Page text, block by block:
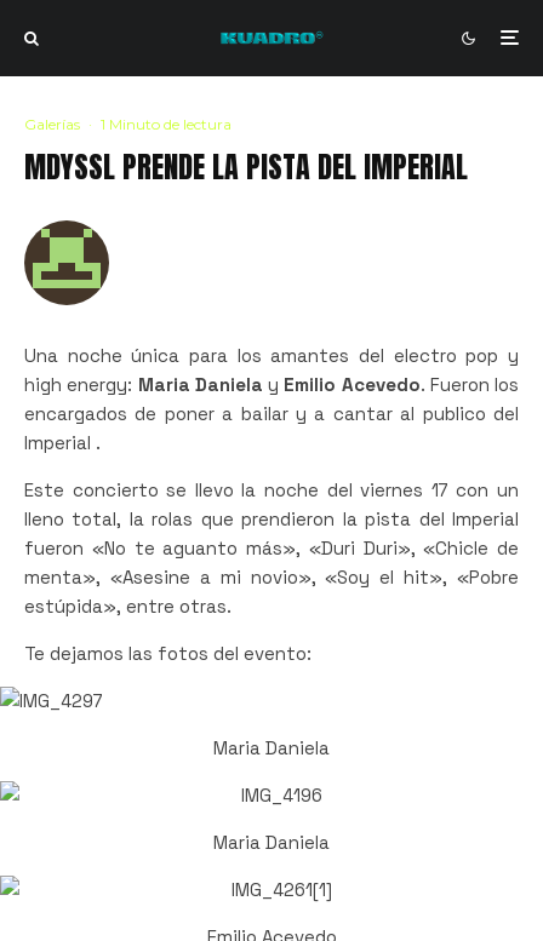
Galerías · 1 Minuto de lectura
MDYSSL PRENDE LA PISTA DEL IMPERIAL
Una noche única para los amantes del electro pop y
high energy: Maria Daniela y Emilio Acevedo. Fueron los
encargados de poner a bailar y a cantar al publico del
Imperial .
Este concierto se llevo la noche del viernes 17 con un
lleno total, la rolas que prendieron la pista del Imperial
fueron «No te aguanto más», «Duri Duri», «Chicle de
menta», «Asesine a mi novio», «Soy el hit», «Pobre
estúpida», entre otras.
Te dejamos las fotos del evento:
Maria Daniela
Maria Daniela
Emilio Acevedo